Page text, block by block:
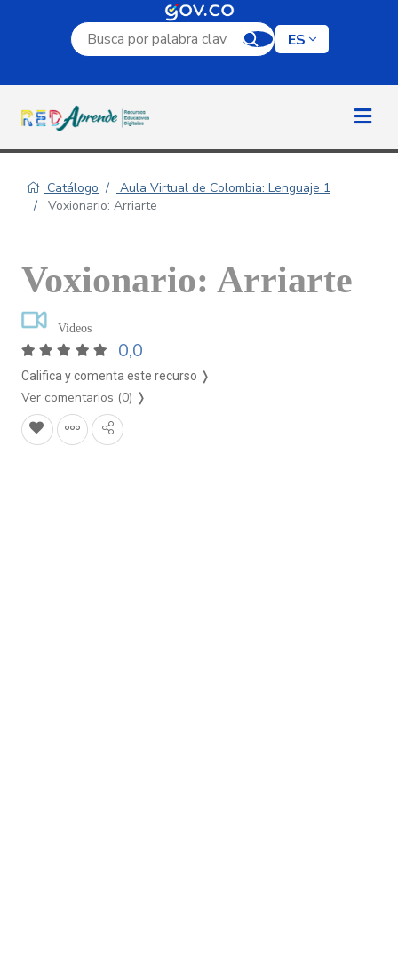
Campo de búsqueda por palabra clave
ES
Catálogo
Aula Virtual de Colombia: Lenguaje 1
Voxionario: Arriarte
Voxionario: Arriarte
Videos
0,0
Califica y comenta este recurso ❭
Ver comentarios (0) ❭